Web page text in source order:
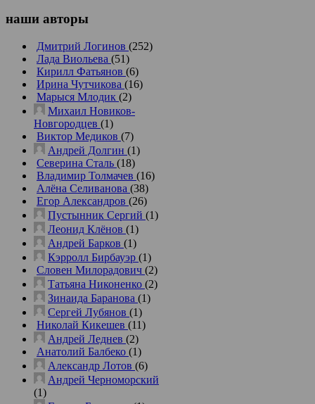
наши авторы
Дмитрий Логинов (252)
Лада Виольева (51)
Кирилл Фатьянов (6)
Ирина Чутчикова (16)
Марыся Млодик (2)
Михаил Новиков-
Новгородцев (1)
Виктор Медиков (7)
Андрей Долгин (1)
Северина Сталь (18)
Владимир Толмачев (16)
Алёна Селиванова (38)
Егор Александров (26)
Пустынник Сергий (1)
Леонид Клёнов (1)
Андрей Барков (1)
Кэрролл Бирбауэр (1)
Словен Милорадович (2)
Татьяна Никоненко (2)
Зинаида Баранова (1)
Сергей Лубянов (1)
Николай Кикешев (11)
Андрей Леднев (2)
Анатолий Балбеко (1)
Александр Лотов (6)
Андрей Черноморский
(1)